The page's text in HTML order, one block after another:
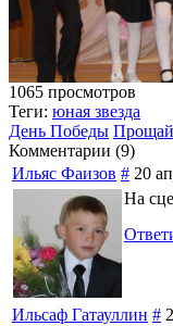
1065 просмотров
Теги: юная звезда
День Победы
Комментарии (9)
Ильяс Фаизов # 20
На
Ильсаф Гатауллин #